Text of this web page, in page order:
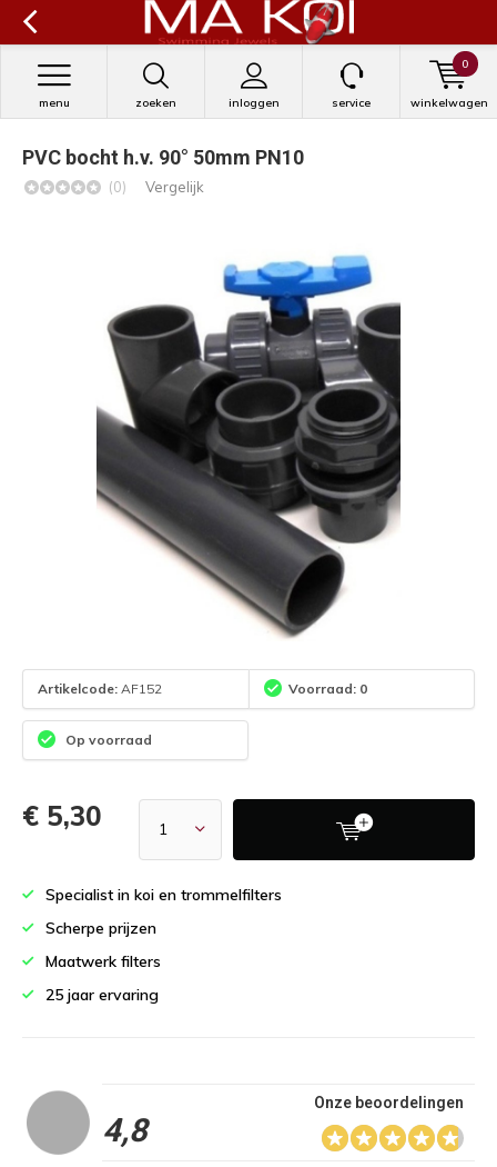
zoeken inloggen
menu service winkelwagen
0
PVC bocht h.v. 90° 50mm PN10
(0) Vergelijk
Artikelcode: AF152 Voorraad: 0
Op voorraad
€ 5,30
Specialist in koi en trommelfilters
Scherpe prijzen
Maatwerk filters
25 jaar ervaring
4,8
Onze beoordelingen